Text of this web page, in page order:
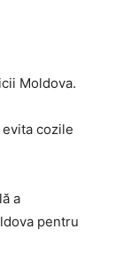
Moldova.
cozile
a
pentru